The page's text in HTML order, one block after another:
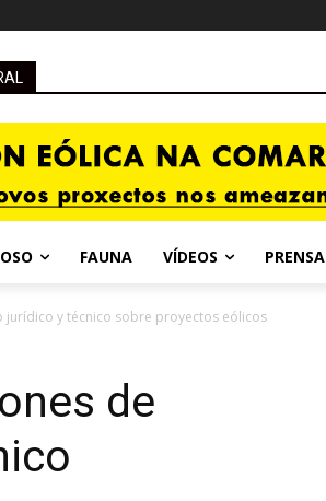
FAUNA VÍDEOS PRENSA
y técnico sobre proyectos eólicos
de